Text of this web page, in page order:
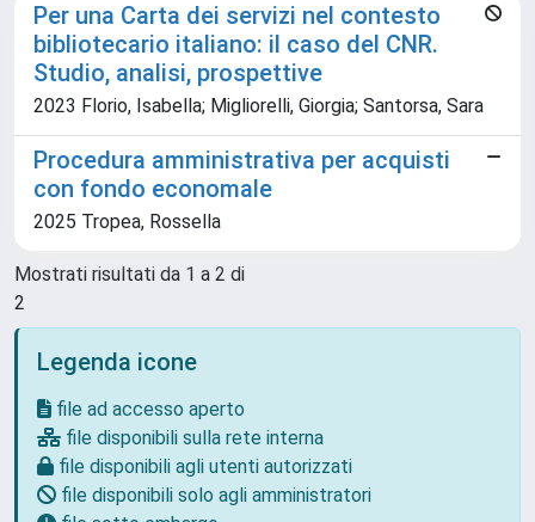
Per una Carta dei servizi nel contesto
bibliotecario italiano: il caso del CNR.
Studio, analisi, prospettive
2023 Florio, Isabella; Migliorelli, Giorgia; Santorsa, Sara
Procedura amministrativa per acquisti
con fondo economale
2025 Tropea, Rossella
Mostrati risultati da 1 a 2 di
2
Legenda icone
file ad accesso aperto
file disponibili sulla rete interna
file disponibili agli utenti autorizzati
file disponibili solo agli amministratori